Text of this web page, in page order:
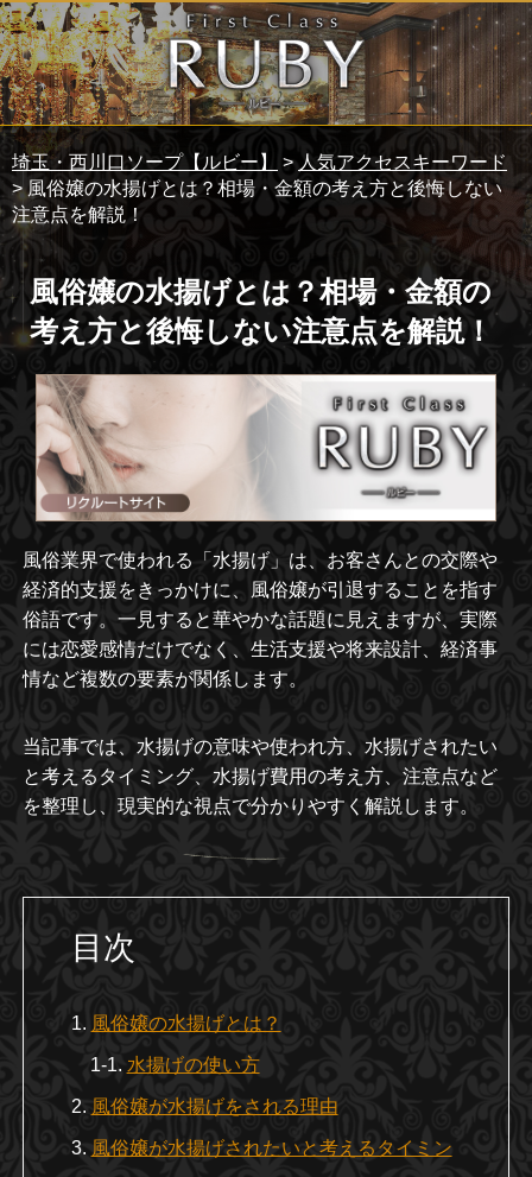
埼玉・西川口ソープ【ルビー】 > 人気アクセスキーワード
> 風俗嬢の水揚げとは？相場・金額の考え方と後悔しない
注意点を解説！
風俗嬢の水揚げとは？相場・金額の
考え方と後悔しない注意点を解説！
風俗業界で使われる「水揚げ」は、お客さんとの交際や
経済的支援をきっかけに、風俗嬢が引退することを指す
俗語です。一見すると華やかな話題に見えますが、実際
には恋愛感情だけでなく、生活支援や将来設計、経済事
情など複数の要素が関係します。
当記事では、水揚げの意味や使われ方、水揚げされたい
と考えるタイミング、水揚げ費用の考え方、注意点など
を整理し、現実的な視点で分かりやすく解説します。
目次
風俗嬢の水揚げとは？
水揚げの使い方
風俗嬢が水揚げをされる理由
風俗嬢が水揚げされたいと考えるタイミン